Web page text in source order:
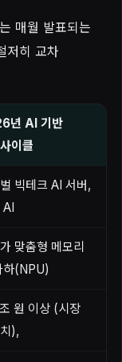
매월 발표되는
저히 교차
년 AI 기반
이클
빅테크 AI 서버,
AI
맞춤형 메모리
하(NPU)
원 이상 (시장
),